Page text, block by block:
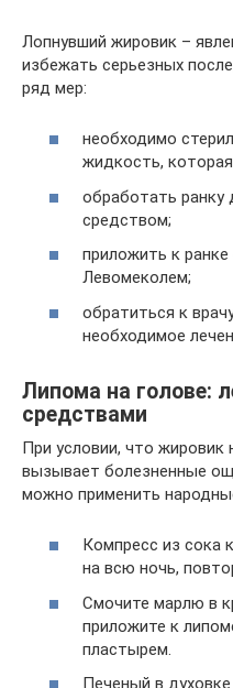
Лопнувший жировик –
избежать серьезных
ряд мер:
необходимо
жидкость,
обработать
средством;
приложить к
Левомеколем;
обратиться к
необходимое
Липома на голове:
средствами
При условии, что жировик
вызывает болезненные
можно применить
Компресс из сока
на всю ночь,
Смочите марлю в
приложите к
пластырем.
Печеный в